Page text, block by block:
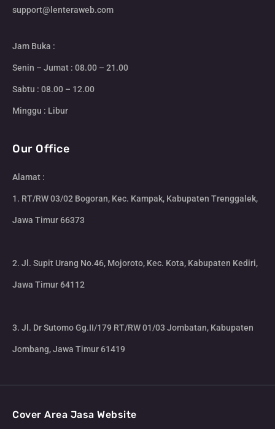
support@lenteraweb.com
Jam Buka :
Senin – Jumat : 08.00 – 21.00
Sabtu : 08.00 – 12.00
Minggu : Libur
Our Office
Alamat :
1. RT/RW 03/02 Bogoran, Kec. Kampak, Kabupaten Trenggalek,
Jawa Timur 66373
2. Jl. Supit Urang No.46, Mojoroto, Kec. Kota, Kabupaten Kediri,
Jawa Timur 64112
3. Jl. Dr Sutomo Gg.II/179 RT/RW 01/03 Jombatan, Kabupaten
Jombang, Jawa Timur 61419
Cover Area Jasa Website